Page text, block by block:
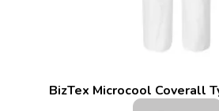
BizTex Microcool Coverall